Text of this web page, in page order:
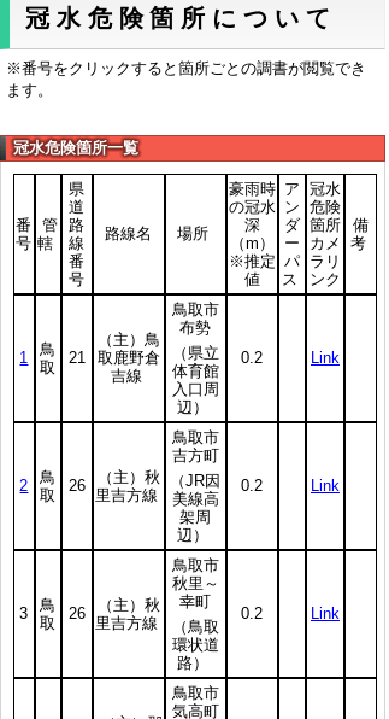
冠水危険箇所について
※番号をクリックすると箇所ごとの調書が閲覧でき
ます。
冠水危険箇所一覧
番
号
管
轄
県
道
路
線
番
号
路線名 場所
豪雨時
の冠水
深
（m）
※推定
値
ア
ン
ダ
ー
パ
ス
冠水
危険
箇所
カメ
ラリ
ンク
備
考
1
鳥
取
21
（主）鳥
取鹿野倉
吉線
鳥取市
布勢
（県立
体育館
入口周
辺）
0.2 Link
2
鳥
取
26
（主）秋
里吉方線
鳥取市
吉方町
（JR因
美線高
架周
辺）
0.2 Link
3
鳥
取
26
（主）秋
里吉方線
鳥取市
秋里～
幸町
（鳥取
環状道
路）
0.2 Link
鳥取市
気高町